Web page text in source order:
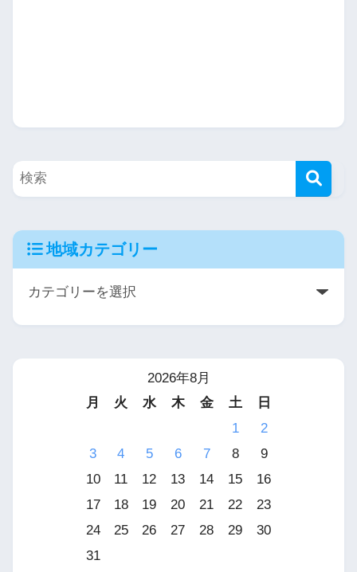
地域カテゴリー
2026年8月
月
火 水 木 金 土
日
1
2
3
4 5 6 7 8
9
10
11 12 13 14 15
16
17
18 19 20 21 22
23
24
25 26 27 28 29
30
31